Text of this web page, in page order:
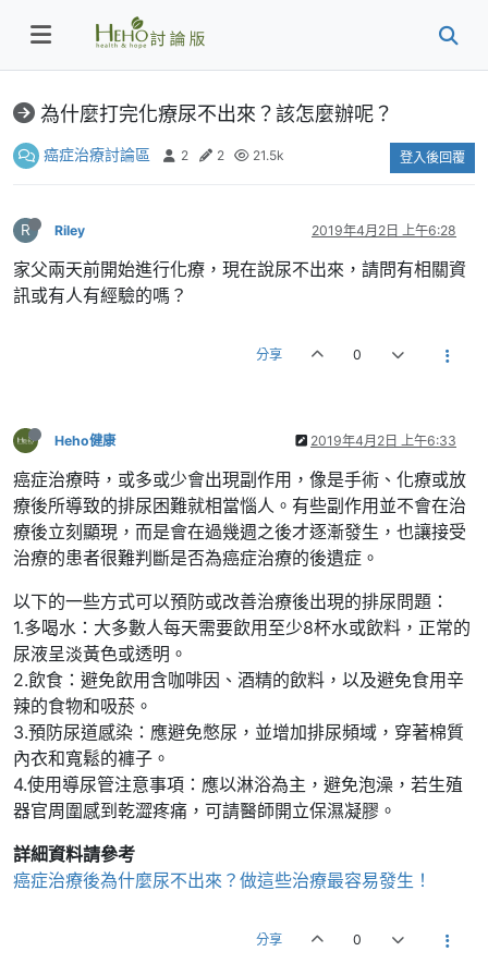
為什麼打完化療尿不出來？該怎麼辦呢？
癌症治療討論區 2 2 21.5k 登入後回覆
R Riley 2019年4月2日 上午6:28
家父兩天前開始進行化療，現在說尿不出來，請問有相關資
訊或有人有經驗的嗎？
分享 0
Heho健康 2019年4月2日 上午6:33
癌症治療時，或多或少會出現副作用，像是手術、化療或放
療後所導致的排尿困難就相當惱人。有些副作用並不會在治
療後立刻顯現，而是會在過幾週之後才逐漸發生，也讓接受
治療的患者很難判斷是否為癌症治療的後遺症。
以下的一些方式可以預防或改善治療後出現的排尿問題：
1.多喝水：大多數人每天需要飲用至少8杯水或飲料，正常的
尿液呈淡黃色或透明。
2.飲食：避免飲用含咖啡因、酒精的飲料，以及避免食用辛
辣的食物和吸菸。
3.預防尿道感染：應避免憋尿，並增加排尿頻域，穿著棉質
內衣和寬鬆的褲子。
4.使用導尿管注意事項：應以淋浴為主，避免泡澡，若生殖
器官周圍感到乾澀疼痛，可請醫師開立保濕凝膠。
詳細資料請參考
癌症治療後為什麼尿不出來？做這些治療最容易發生！
分享 0